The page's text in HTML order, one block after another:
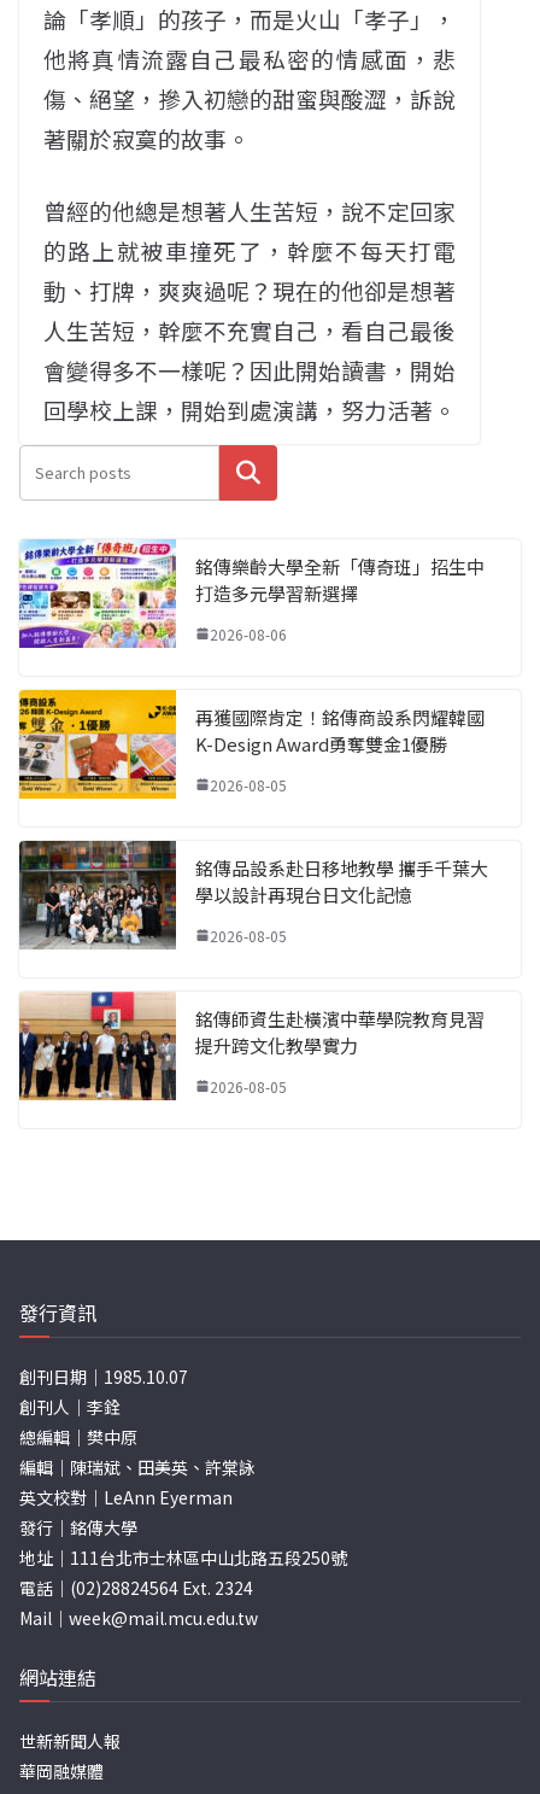
論「孝順」的孩子，而是火山「孝子」，
他將真情流露自己最私密的情感面，悲
傷、絕望，摻入初戀的甜蜜與酸澀，訴說
著關於寂寞的故事。
曾經的他總是想著人生苦短，說不定回家
的路上就被車撞死了，幹麼不每天打電
動、打牌，爽爽過呢？現在的他卻是想著
人生苦短，幹麼不充實自己，看自己最後
會變得多不一樣呢？因此開始讀書，開始
回學校上課，開始到處演講，努力活著。
搜尋
銘傳樂齡大學全新「傳奇班」招生中
打造多元學習新選擇
2026-08-06
再獲國際肯定！銘傳商設系閃耀韓國
K-Design Award勇奪雙金1優勝
2026-08-05
銘傳品設系赴日移地教學 攜手千葉大
學以設計再現台日文化記憶
2026-08-05
銘傳師資生赴橫濱中華學院教育見習
提升跨文化教學實力
2026-08-05
發行資訊
創刊日期｜1985.10.07
創刊人｜李銓
總編輯｜樊中原
編輯｜陳瑞斌、田美英、許棠詠
英文校對｜LeAnn Eyerman
發行｜銘傳大學
地址｜111台北市士林區中山北路五段250號
電話｜(02)28824564 Ext. 2324
Mail｜ week@mail.mcu.edu.tw
網站連結
世新新聞人報
華岡融媒體